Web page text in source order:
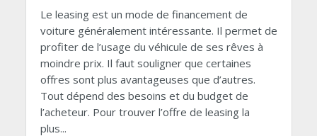
Le leasing est un mode de financement de
voiture généralement intéressante. Il permet de
profiter de l’usage du véhicule de ses rêves à
moindre prix. Il faut souligner que certaines
offres sont plus avantageuses que d’autres.
Tout dépend des besoins et du budget de
l’acheteur. Pour trouver l’offre de leasing la
plus...